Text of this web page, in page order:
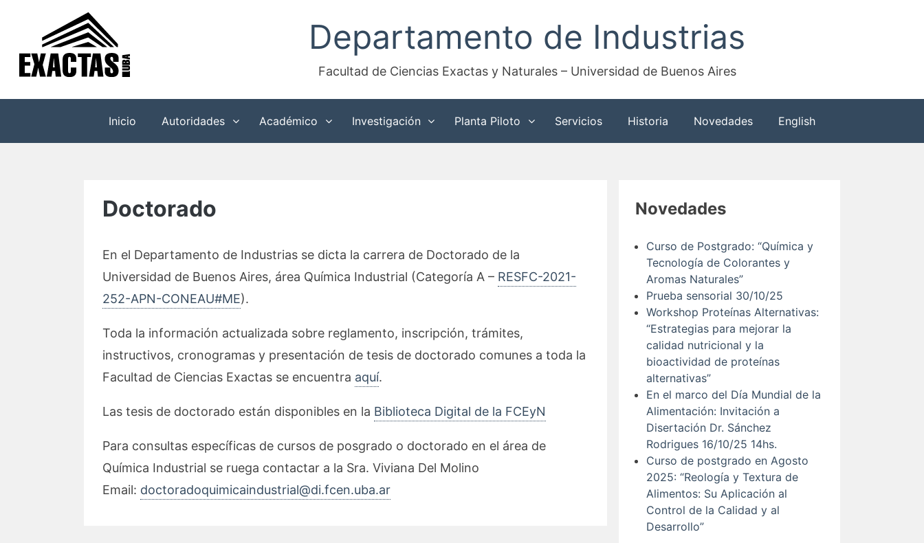
contenido
Departamento de Industrias
Facultad de Ciencias Exactas y Naturales – Universidad de Buenos Aires
Inicio Autoridades Académico Investigación Planta Piloto Servicios Historia Novedades English
Doctorado
En el Departamento de Industrias se dicta la carrera de Doctorado de la
Universidad de Buenos Aires, área Química Industrial (Categoría A – RESFC-2021-
252-APN-CONEAU#ME).
Toda la información actualizada sobre reglamento, inscripción, trámites,
instructivos, cronogramas y presentación de tesis de doctorado comunes a toda la
Facultad de Ciencias Exactas se encuentra aquí.
Las tesis de doctorado están disponibles en la Biblioteca Digital de la FCEyN
Para consultas específicas de cursos de posgrado o doctorado en el área de
Química Industrial se ruega contactar a la Sra. Viviana Del Molino
Email: doctoradoquimicaindustrial@di.fcen.uba.ar
Novedades
Curso de Postgrado: “Química y
Tecnología de Colorantes y
Aromas Naturales”
Prueba sensorial 30/10/25
Workshop Proteínas Alternativas:
“Estrategias para mejorar la
calidad nutricional y la
bioactividad de proteínas
alternativas”
En el marco del Día Mundial de la
Alimentación: Invitación a
Disertación Dr. Sánchez
Rodrigues 16/10/25 14hs.
Curso de postgrado en Agosto
2025: “Reología y Textura de
Alimentos: Su Aplicación al
Control de la Calidad y al
Desarrollo”